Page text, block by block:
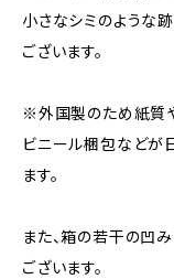
小さなシミのような
ございます。
※外国製のため紙質
ビニール梱包などが
ます。
また、箱の若干の凹
ございます。